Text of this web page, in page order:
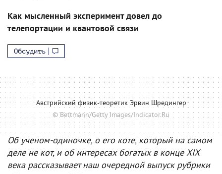
Как мысленный эксперимент довел до
телепортации и квантовой связи
Обсудить
Австрийский физик-теоретик Эрвин Шредингер
© Bettmann/Getty Images/Indicator.Ru
Об ученом-одиночке, о его коте, который на самом
деле не кот, и об интересах богатых в конце XIX
века рассказывает наш очередной выпуск рубрики